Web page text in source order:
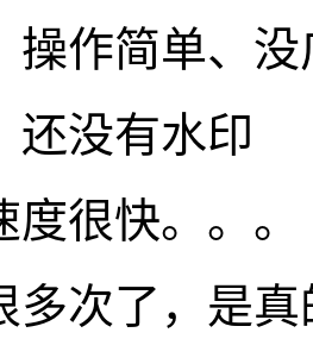
操作简单、
还没有水印
很快。。。
多次了，是